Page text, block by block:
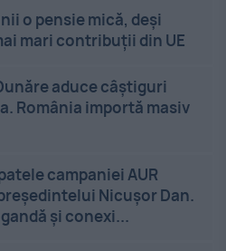
o pensie mică, deși
mari contribuții din UE
aduce câștiguri
România importă masiv
campaniei AUR
Nicușor Dan.
și conexi...